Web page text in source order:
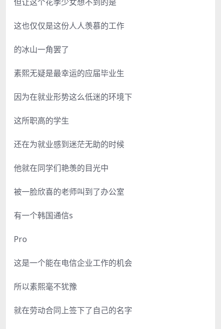
这也仅仅是这份人人羡慕的工作
的冰山一角罢了
素熙无疑是最幸运的应届毕业生
因为在就业形势这么低迷的环境下
这所职高的学生
还在为就业感到迷茫无助的时候
他就在同学们艳羡的目光中
被一脸欣喜的老师叫到了办公室
有一个韩国通信s
Pro
这是一个能在电信企业工作的机会
所以素熙毫不犹豫
就在劳动合同上签下了自己的名字